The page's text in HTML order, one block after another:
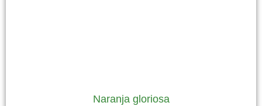
Naranja gloriosa